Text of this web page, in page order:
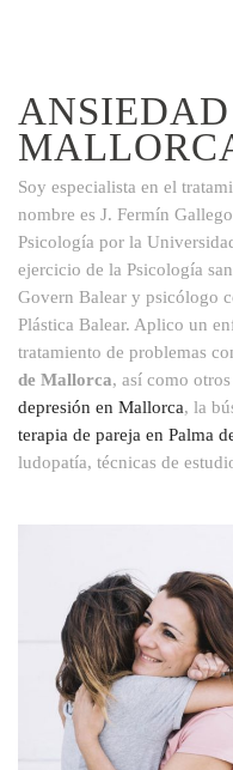
Soy especialista en el
nombre es J. Fermín
Psicología por la
ejercicio de la Psicología
Govern Balear y psicólogo
Plástica Balear. Aplico un
tratamiento de problemas
de Mallorca, así como
depresión en Mallorca, la
terapia de pareja en Palma
ludopatía, técnicas de